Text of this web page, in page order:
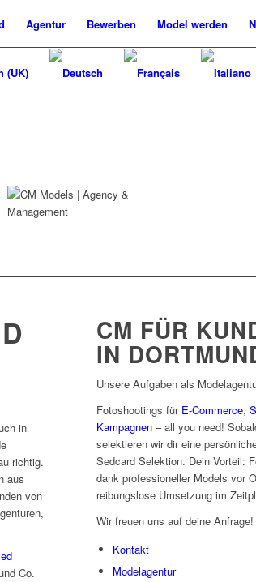
Agentur Bewerben Model werden
in
richtig.
aus
von
Co.
CM FÜR
IN
Unsere Aufgaben als
Fotoshootings für E-Commerce,
Kampagnen – all you need!
selektieren wir dir eine
Sedcard Selektion. Dein Vorteil:
dank professioneller Models vor
reibungslose Umsetzung im
Wir freuen uns auf deine Anfrage!
Kontakt
Modelagentur